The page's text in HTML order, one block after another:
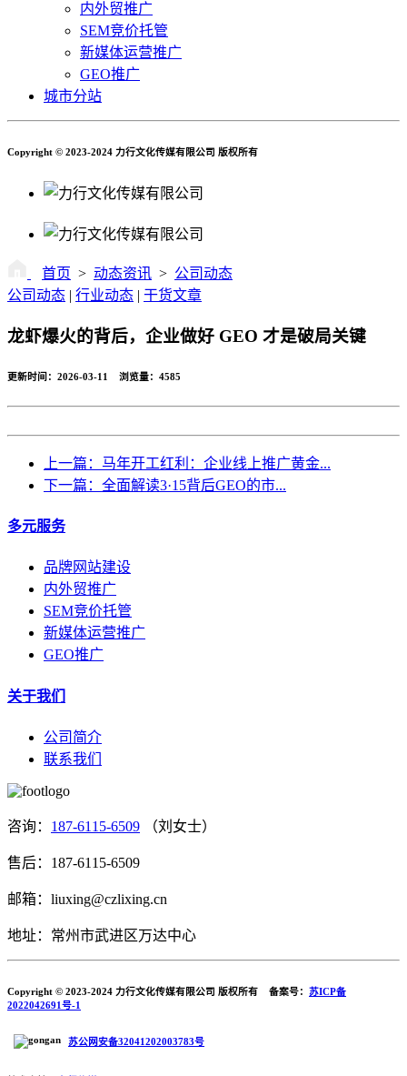
内外贸推广
SEM竞价托管
新媒体运营推广
GEO推广
城市分站
Copyright © 2023-2024 力行文化传媒有限公司 版权所有
首页 > 动态资讯 > 公司动态
公司动态 | 行业动态 | 干货文章
龙虾爆火的背后，企业做好 GEO 才是破局关键
更新时间：2026-03-11 浏览量： 4585
上一篇：马年开工红利：企业线上推广黄金...
下一篇：全面解读3·15背后GEO的市...
多元服务
品牌网站建设
内外贸推广
SEM竞价托管
新媒体运营推广
GEO推广
关于我们
公司简介
联系我们
咨询： 187-6115-6509 （刘女士）
售后：187-6115-6509
邮箱：liuxing@czlixing.cn
地址：常州市武进区万达中心
Copyright © 2023-2024 力行文化传媒有限公司 版权所有 备案号： 苏ICP备
2022042691号-1
苏公网安备32041202003783号